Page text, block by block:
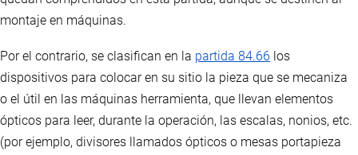
montaje en máquinas.
Por el contrario, se clasifican en la partida 84.66 los
dispositivos para colocar en su sitio la pieza que se mecaniza
o el útil en las máquinas herramienta, que llevan elementos
ópticos para leer, durante la operación, las escalas, nonios, etc.
(por ejemplo, divisores llamados ópticos o mesas portapieza